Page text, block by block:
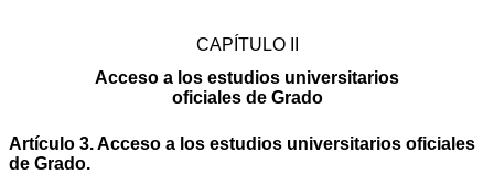
CAPÍTULO II
Acceso a los estudios universitarios
oficiales de Grado
Artículo 3. Acceso a los estudios universitarios oficiales
de Grado.